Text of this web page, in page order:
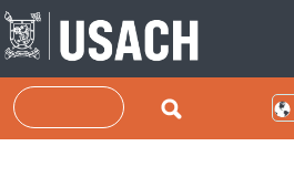
Skip to main content
Search